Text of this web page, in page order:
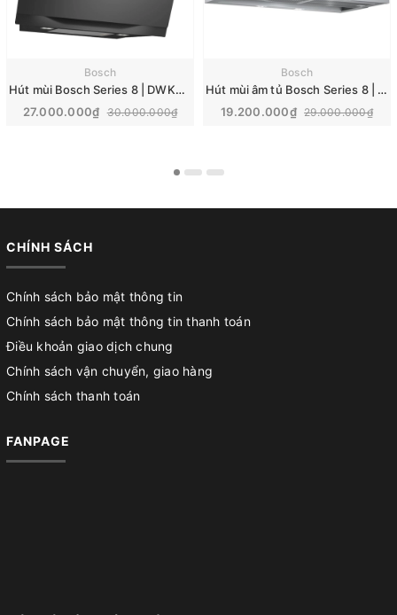
Bosch
Hút mùi Bosch Series 8 | DWK91LT60
27.000.000₫ 30.000.000₫
Bosch
Hút mùi âm tủ Bosch Series 8 | DFS097K51
19.200.000₫ 29.000.000₫
CHÍNH SÁCH
Chính sách bảo mật thông tin
Chính sách bảo mật thông tin thanh toán
Điều khoản giao dịch chung
Chính sách vận chuyển, giao hàng
Chính sách thanh toán
FANPAGE